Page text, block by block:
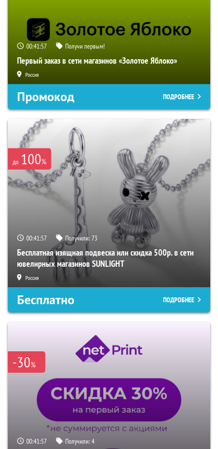
00:41:56 Получи первым!
Первый заказ в сети магазинов «Золотое Яблоко»
Россия
Промокод ПОДРОБНЕЕ
до 100%
00:41:56 Получили:73
Бесплатная изящная подвеска или скидка 500р. в сети
ювелирных магазинов SUNLIGHT
Россия
Бесплатно ПОДРОБНЕЕ
-30%
00:41:56 Получили:4